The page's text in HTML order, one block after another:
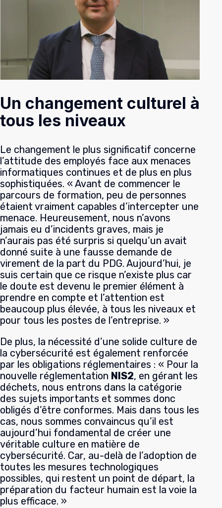
Un changement culturel à
tous les niveaux
Le changement le plus significatif concerne
l’attitude des employés face aux menaces
informatiques continues et de plus en plus
sophistiquées. « Avant de commencer le
parcours de formation, peu de personnes
étaient vraiment capables d’intercepter une
menace. Heureusement, nous n’avons
jamais eu d’incidents graves, mais je
n’aurais pas été surpris si quelqu’un avait
donné suite à une fausse demande de
virement de la part du PDG. Aujourd’hui, je
suis certain que ce risque n’existe plus car
le doute est devenu le premier élément à
prendre en compte et l’attention est
beaucoup plus élevée, à tous les niveaux et
pour tous les postes de l’entreprise. »
De plus, la nécessité d’une solide culture de
la cybersécurité est également renforcée
par les obligations réglementaires : « Pour la
nouvelle réglementation NIS2, en gérant les
déchets, nous entrons dans la catégorie
des sujets importants et sommes donc
obligés d’être conformes. Mais dans tous les
cas, nous sommes convaincus qu’il est
aujourd’hui fondamental de créer une
véritable culture en matière de
cybersécurité. Car, au-delà de l’adoption de
toutes les mesures technologiques
possibles, qui restent un point de départ, la
préparation du facteur humain est la voie la
plus efficace. »